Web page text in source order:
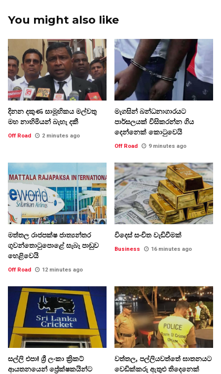
You might also like
දිනන දකුණ සාමූහිකය මල්වතු
මහ නාහිමියන් බැහැ දකී
Off Road 2 minutes ago
මැගසින් බන්ධනාගාරයට
පාර්සලයක් විසිකරන්න ගිය
දෙන්නෙක් කොටුවෙයි
Off Road 9 minutes ago
මත්තල රාජපක්ෂ ජාත්‍යන්තර
ගුවන්තොටුපොළේ සැබෑ පාඩුව
හෙළිවෙයි
Off Road 12 minutes ago
විදෙස් සංචිත වැඩිවීමක්
Business 16 minutes ago
සල්ලි එපා! ශ්‍රී ලංකා ක්‍රිකට්
ආයතනයෙන් ප්‍රේක්ෂකයින්ට
වත්තල, පල්ලියවත්තේ ඝාතනයට
වෙඩික්කරු ඇතුළු තිදෙනෙක්